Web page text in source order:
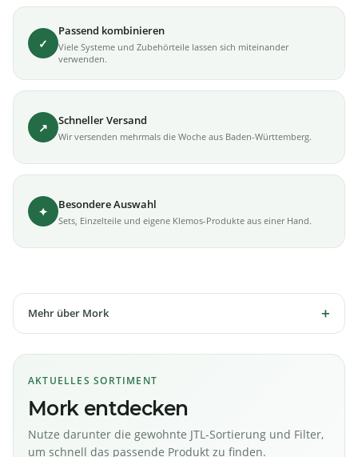
✓
Passend kombinieren
Viele Systeme und Zubehörteile lassen sich miteinander
verwenden.
↗ Schneller Versand
Wir versenden mehrmals die Woche aus Baden-Württemberg.
✦ Besondere Auswahl
Sets, Einzelteile und eigene Klemos-Produkte aus einer Hand.
Mehr über Mork
AKTUELLES SORTIMENT
Mork entdecken
Nutze darunter die gewohnte JTL-Sortierung und Filter,
um schnell das passende Produkt zu finden.